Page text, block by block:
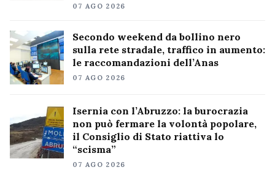
07 AGO 2026
Secondo weekend da bollino nero
sulla rete stradale, traffico in aumento:
le raccomandazioni dell’Anas
07 AGO 2026
Isernia con l’Abruzzo: la burocrazia
non può fermare la volontà popolare,
il Consiglio di Stato riattiva lo
“scisma”
07 AGO 2026